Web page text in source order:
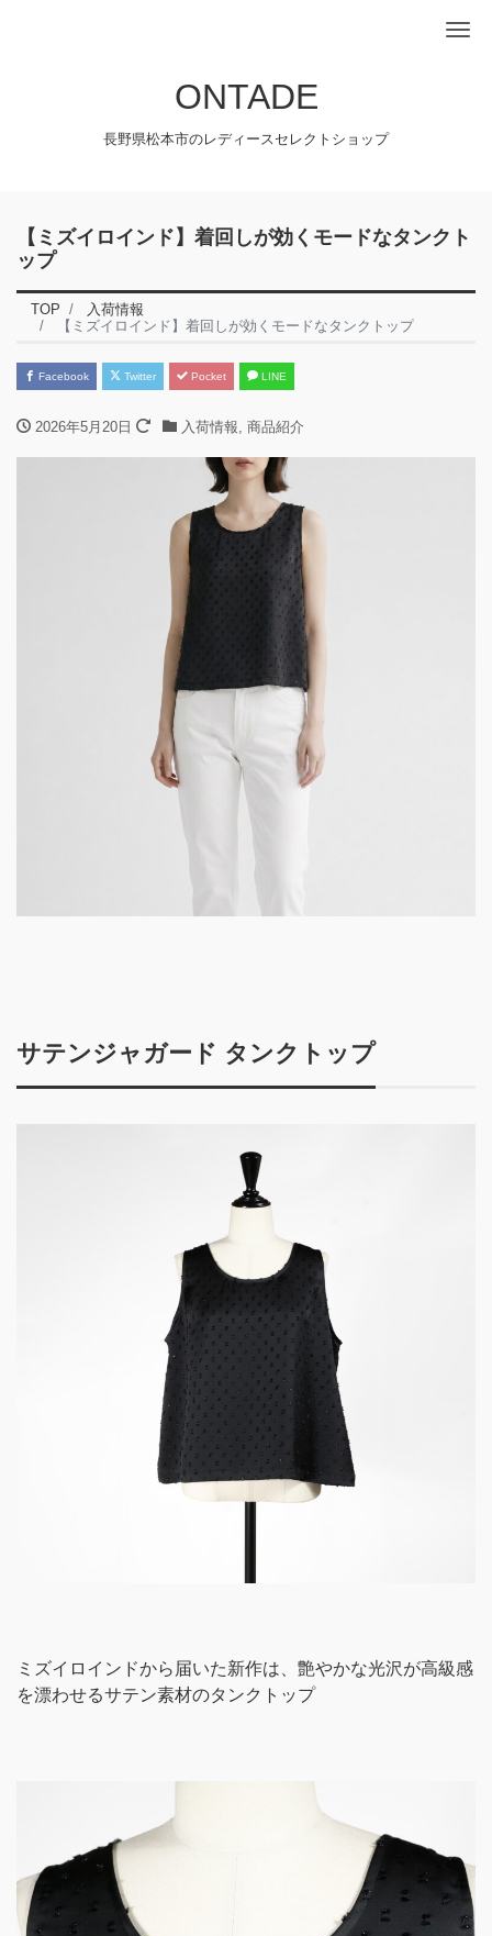
ONTADE
長野県松本市のレディースセレクトショップ
【ミズイロインド】着回しが効くモードなタンクト
ップ
TOP
入荷情報
【ミズイロインド】着回しが効くモードなタンクトップ
Facebook Twitter Pocket LINE
2026年5月20日 入荷情報, 商品紹介
サテンジャガード タンクトップ
ミズイロインドから届いた新作は、艶やかな光沢が高級感
を漂わせるサテン素材のタンクトップ